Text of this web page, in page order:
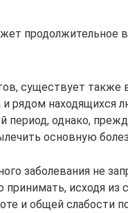
продолжительное
существует также
и рядом
период, однако,
основную
заболевания не
исходя из
и общей слабости